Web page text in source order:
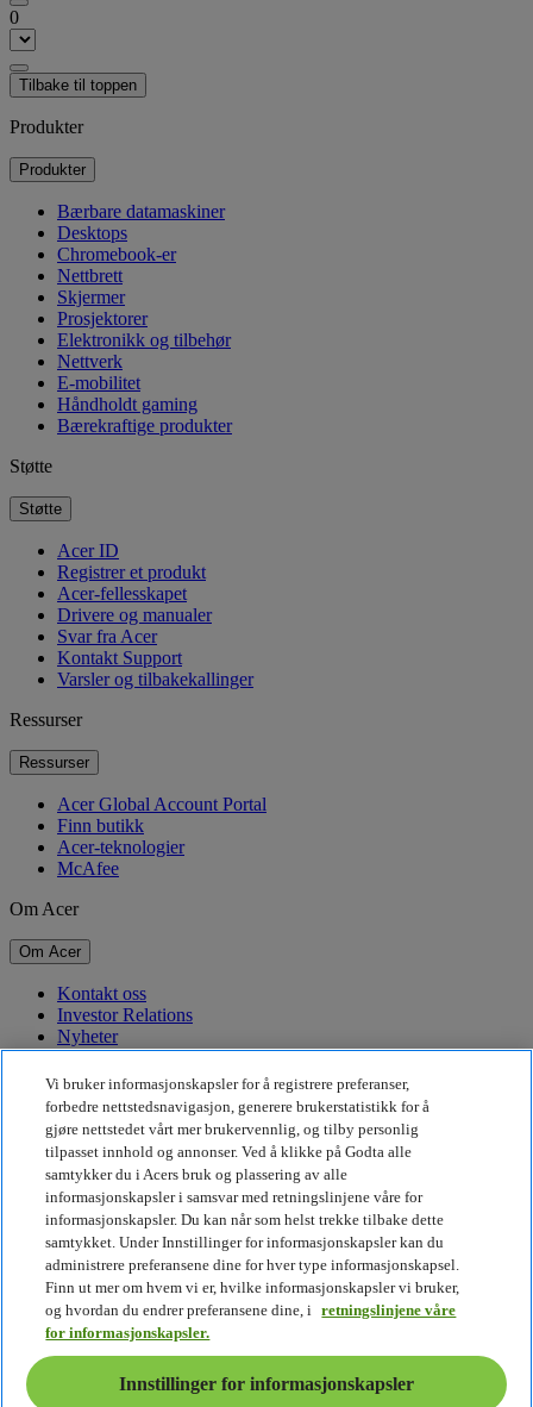
0
Tilbake til toppen
Produkter
Produkter
Bærbare datamaskiner
Desktops
Chromebook-er
Nettbrett
Skjermer
Prosjektorer
Elektronikk og tilbehør
Nettverk
E-mobilitet
Håndholdt gaming
Bærekraftige produkter
Støtte
Støtte
Acer ID
Registrer et produkt
Acer-fellesskapet
Drivere og manualer
Svar fra Acer
Kontakt Support
Varsler og tilbakekallinger
Ressurser
Ressurser
Acer Global Account Portal
Finn butikk
Acer-teknologier
McAfee
Om Acer
Om Acer
Kontakt oss
Investor Relations
Nyheter
Priser
Arrangementer
Bærekraft
Bærekraft
Samfunnsansvar
Karbonavtrykket til produkter
Project Humanity
Earthion
Personvernpolicy
Retningslinjer for informasjonskapsler
Juridisk merknad
Ytterligere juridisk informasjon
Retningslinjer for tilgjengelighet
Vi bruker informasjonskapsler for å registrere preferanser,
forbedre nettstedsnavigasjon, generere brukerstatistikk for å
gjøre nettstedet vårt mer brukervennlig, og tilby personlig
tilpasset innhold og annonser. Ved å klikke på Godta alle
samtykker du i Acers bruk og plassering av alle
informasjonskapsler i samsvar med retningslinjene våre for
informasjonskapsler. Du kan når som helst trekke tilbake dette
samtykket. Under Innstillinger for informasjonskapsler kan du
administrere preferansene dine for hver type informasjonskapsel.
Finn ut mer om hvem vi er, hvilke informasjonskapsler vi bruker,
og hvordan du endrer preferansene dine, i retningslinjene våre
for informasjonskapsler.
Innstillinger for informasjonskapsler